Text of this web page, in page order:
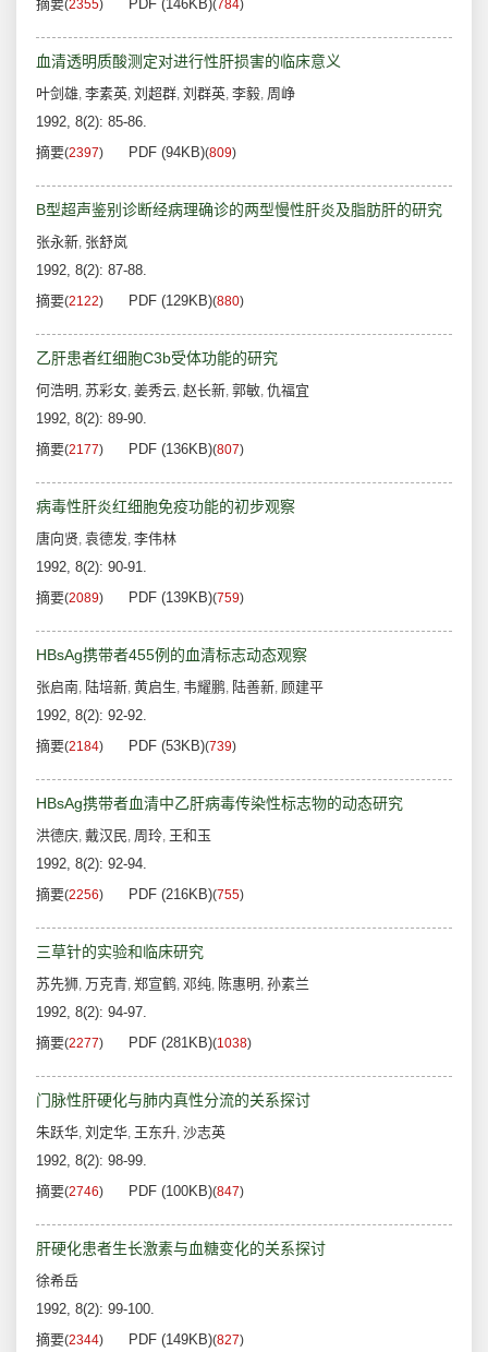
摘要(2355) PDF (146KB)( 784)
血清透明质酸测定对进行性肝损害的临床意义
叶剑雄, 李素英, 刘超群, 刘群英, 李毅, 周峥
1992, 8(2): 85-86.
摘要(2397) PDF (94KB)(809)
B型超声鉴别诊断经病理确诊的两型慢性肝炎及脂肪肝的研究
张永新, 张舒岚
1992, 8(2): 87-88.
摘要(2122) PDF (129KB)(880)
乙肝患者红细胞C3b受体功能的研究
何浩明 , 苏彩女, 姜秀云, 赵长新, 郭敏, 仇福宜
1992, 8(2): 89-90.
摘要(2177) PDF (136KB)(807)
病毒性肝炎红细胞免疫功能的初步观察
唐向贤, 袁德发, 李伟林
1992, 8(2): 90-91.
摘要(2089) PDF (139KB)(759)
HBsAg携带者455例的血清标志动态观察
张启南, 陆培新, 黄启生, 韦耀鹏, 陆善新, 顾建平
1992, 8(2): 92-92.
摘要(2184) PDF (53KB)(739)
HBsAg携带者血清中乙肝病毒传染性标志物的动态研究
洪德庆, 戴汉民, 周玲, 王和玉
1992, 8(2): 92-94.
摘要(2256) PDF (216KB)(755)
三草针的实验和临床研究
苏先狮, 万克青, 郑宣鹤, 邓纯, 陈惠明 , 孙素兰
1992, 8(2): 94-97.
摘要(2277) PDF (281KB)(1038)
门脉性肝硬化与肺内真性分流的关系探讨
朱跃华, 刘定华, 王东升, 沙志英
1992, 8(2): 98-99.
摘要(2746) PDF (100KB)(847)
肝硬化患者生长激素与血糖变化的关系探讨
徐希岳
1992, 8(2): 99-100.
摘要(2344) PDF (149KB)(827)